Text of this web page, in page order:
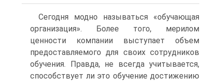
Сегодня модно называться «обучающая
организация». Более того, мерилом
ценности компании выступает объем
предоставляемого для своих сотрудников
обучения. Прав­да, не всегда учитывается,
способствует ли это обучение достижению